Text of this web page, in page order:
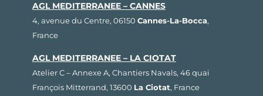
AGL MEDITERRANEE – CANNES
4, avenue du Centre, 06150 Cannes-La-Bocca,
France
AGL MEDITERRANEE – LA CIOTAT
Atelier C – Annexe A, Chantiers Navals, 46 quai
François Mitterrand, 13600 La Ciotat, France